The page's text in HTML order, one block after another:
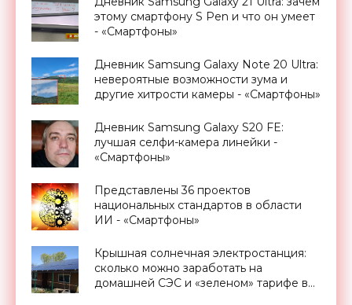
этому смартфону S Pen и что он умеет
- «Смартфоны»
Дневник Samsung Galaxy Note 20 Ultra:
невероятные возможности зума и
другие хитрости камеры - «Смартфоны»
Дневник Samsung Galaxy S20 FE:
лучшая селфи-камера линейки -
«Смартфоны»
Представлены 36 проектов
национальных стандартов в области
ИИ - «Смартфоны»
Крышная солнечная электростанция:
сколько можно заработать на
домашней СЭС и «зеленом» тарифе в